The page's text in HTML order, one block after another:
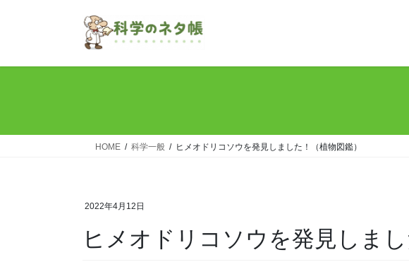
HOME 科学一般 ヒメオドリコソウを発見しました！（植物図鑑）
2022年4月12日
ヒメオドリコソウを発見しまし